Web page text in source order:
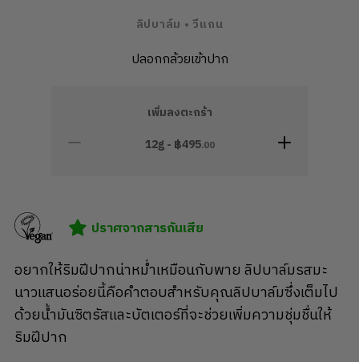
ลิปบาล์ม • วีแกน
ปลอกกล้วยเข้าปาก
เพิ่มลงตะกร้า
12g - ฿495.00
ปราศจากสารกันเสีย
อยากให้ริมฝีปากน่าหม่ำเหมือนกับพาย ลิปบาล์มรสมะ
นาวแสนอร่อยนี้คือคำตอบสำหรับคุณลิปบาล์มซึ่งเต็มไป
ด้วยน้ำมันซิตรัสและบัตเตอร์ที่จะช่วยเพิ่มความชุ่มชื่นให้
ริมฝีปาก